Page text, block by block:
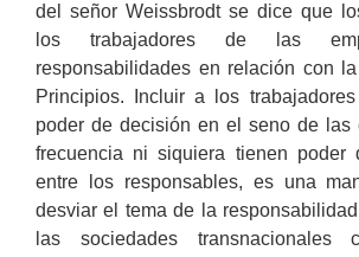
del señor Weissbrodt se dice que
los trabajadores de las
responsabilidades en relación con
Principios. Incluir a los
poder de decisión en el seno de las
frecuencia ni siquiera tienen poder
entre los responsables, es una
desviar el tema de la
las sociedades transnacionales